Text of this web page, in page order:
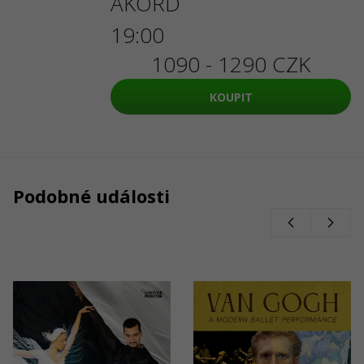
19:00
1090 - 1290 CZK
KOUPIT
Podobné události
19/02/2027 20:00
LABUTÍ
22/03/202719:00
Van Gogh